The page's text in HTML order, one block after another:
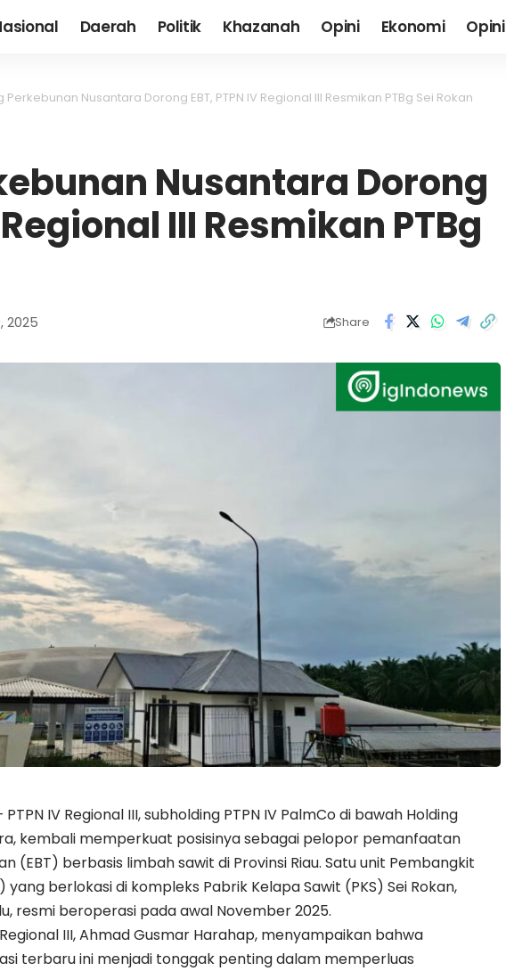
Daerah Politik Khazanah Opini Ekonomi Opini
Perkebunan Nusantara Dorong EBT, PTPN IV Regional III Resmikan PTBg Sei Rokan
Nusantara Dorong
Regional III Resmikan PTBg
2025 Share
PTPN IV Regional III, subholding PTPN IV PalmCo di bawah Holding
kembali memperkuat posisinya sebagai pelopor pemanfaatan
(EBT) berbasis limbah sawit di Provinsi Riau. Satu unit Pembangkit
yang berlokasi di kompleks Pabrik Kelapa Sawit (PKS) Sei Rokan,
resmi beroperasi pada awal November 2025.
Regional III, Ahmad Gusmar Harahap, menyampaikan bahwa
terbaru ini menjadi tonggak penting dalam memperluas